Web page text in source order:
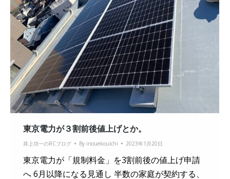
東京電力が３割前後値上げとか。
井上功一のRCブログ By inouekouichi 2023年1月20日
東京電力が「規制料金」を3割前後の値上げ申請
へ 6月以降になる見通し 半数の家庭が契約する、